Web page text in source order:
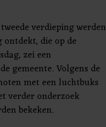
verdieping werden
ontdekt, die op de
zei een
gemeente. Volgens de
met een luchtbuks
verder onderzoek
bekeken.